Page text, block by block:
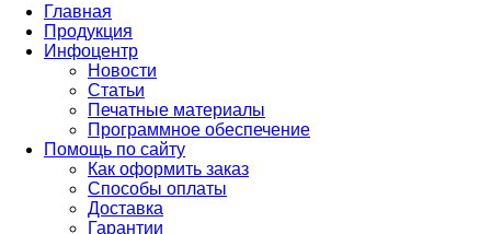
Главная
Продукция
Инфоцентр
Новости
Статьи
Печатные материалы
Программное обеспечение
Помощь по сайту
Как оформить заказ
Способы оплаты
Доставка
Гарантии